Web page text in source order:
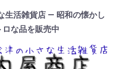
生活雑貨店 — 昭和の懐かし
ロな品を販売中